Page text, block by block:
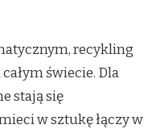
recykling
świecie. Dla
stają się
w sztukę łączy w